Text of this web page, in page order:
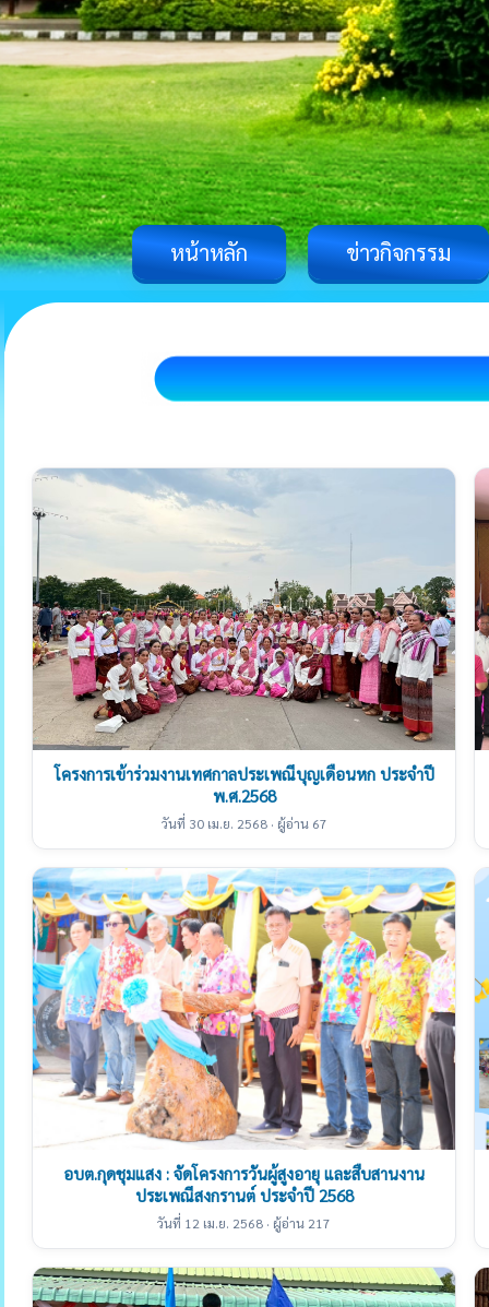
หน้าหลัก ข่าวกิจกรรม
โครงการเข้าร่วมงานเทศกาลประเพณีบุญเดือนหก ประจำปี
พ.ศ.2568
วันที่ 30 เม.ย. 2568 · ผู้อ่าน 67
อบต.กุดชุมแสง : จัดโครงการวันผู้สูงอายุ และสืบสานงาน
ประเพณีสงกรานต์ ประจำปี 2568
วันที่ 12 เม.ย. 2568 · ผู้อ่าน 217